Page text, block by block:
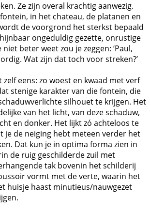
Ze zijn overal krachtig aanwezig.
in het chateau, de platanen en
de voorgrond het sterkst bepaald
ongeduldig gezette, onrustige
beter weet zou je zeggen: ‘Paul,
Wat zijn dat toch voor streken?’
eens: zo woest en kwaad met verf
stenige karakter van die fontein, die
silhouet te krijgen. Het
van het licht, van deze schaduw,
en donker. Het lijkt zó achteloos te
je de neiging hebt meteen verder het
Dat kun je in optima forma zien in
de ruig geschilderde zuil met
tak bovenin het schilderij
vormt met de verte, waarin het
huisje haast minutieus/nauwgezet